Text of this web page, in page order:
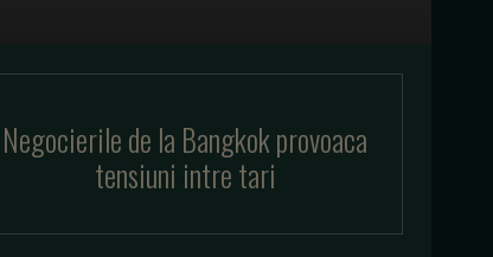
Negocierile de la Bangkok provoaca
tensiuni intre tari